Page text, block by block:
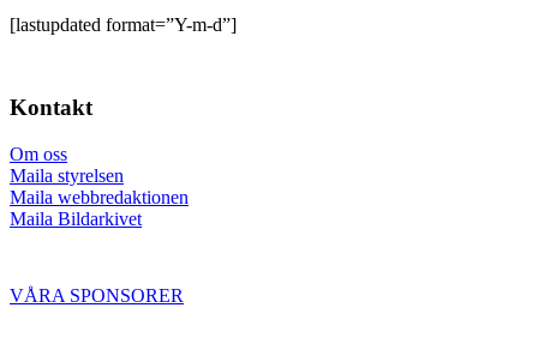
[lastupdated format=”Y-m-d”]
Kontakt
Om oss
Maila styrelsen
Maila webbredaktionen
Maila Bildarkivet
VÅRA SPONSORER